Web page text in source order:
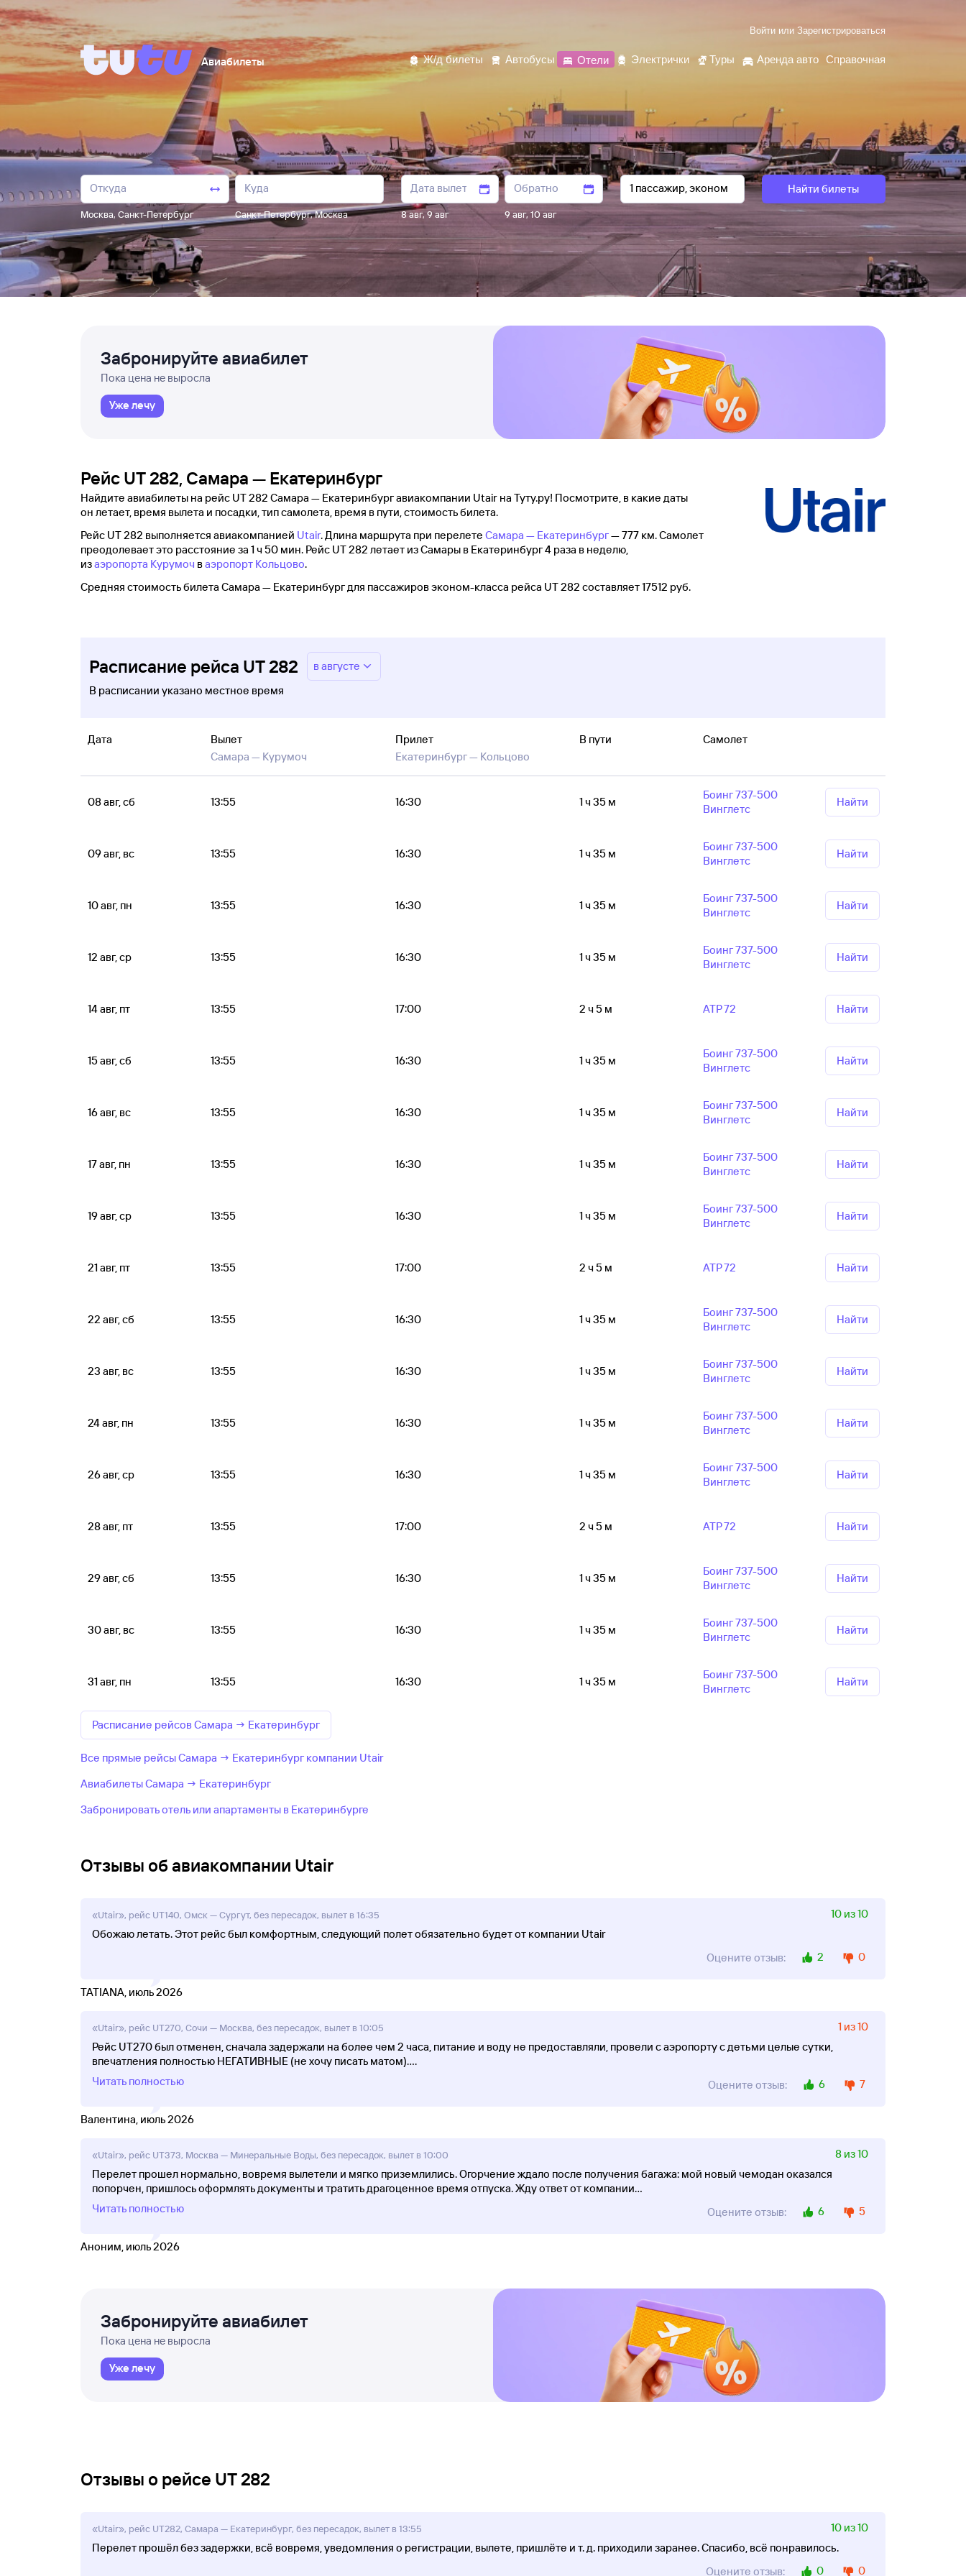
Войти или Зарегистрироваться
Авиабилеты Ж/д билеты Автобусы Отели Электрички Туры Аренда авто Справочная
Москва, Санкт-Петербург Санкт-Петербург,Москва 8 авг, 9 авг 9 авг,10 авг
Найти билеты
Забронируйте авиабилет
Пока цена не выросла
Уже лечу
Рейс UT 282, Самара — Екатеринбург
Найдите авиабилеты на рейс UT 282 Самара — Екатеринбург авиакомпании Utair на Туту.ру! Посмотрите, в какие даты
он летает, время вылета и посадки, тип самолета, время в пути, стоимость билета.
Рейс UT 282 выполняется авиакомпанией Utair. Длина маршрута при перелете Самара — Екатеринбург— 777 км. Самолет
преодолевает это расстояние за 1 ч 50 мин. Рейс UT 282 летает из Самары в Екатеринбург 4 раза в неделю,
изаэропорта Курумоч ваэропорт Кольцово.
Средняя стоимость билета Самара — Екатеринбург для пассажиров эконом-класса рейса UT 282 составляет 17512 руб.
Расписание рейса UT 282
в августе
В расписании указано местное время
Дата
Вылет
Самара — Курумоч
Прилет
Екатеринбург — Кольцово
В пути Самолет
08 авг, сб 13:55 16:30 1 ч 35 м
Боинг 737-500
Винглетс
Найти
09 авг, вс 13:55 16:30 1 ч 35 м
Боинг 737-500
Винглетс
Найти
10 авг, пн 13:55 16:30 1 ч 35 м
Боинг 737-500
Винглетс
Найти
12 авг, ср 13:55 16:30 1 ч 35 м
Боинг 737-500
Винглетс
Найти
14 авг, пт 13:55 17:00 2 ч 5 м АТР 72 Найти
15 авг, сб 13:55 16:30 1 ч 35 м
Боинг 737-500
Винглетс
Найти
16 авг, вс 13:55 16:30 1 ч 35 м
Боинг 737-500
Винглетс
Найти
17 авг, пн 13:55 16:30 1 ч 35 м
Боинг 737-500
Винглетс
Найти
19 авг, ср 13:55 16:30 1 ч 35 м
Боинг 737-500
Винглетс
Найти
21 авг, пт 13:55 17:00 2 ч 5 м АТР 72 Найти
22 авг, сб 13:55 16:30 1 ч 35 м
Боинг 737-500
Винглетс
Найти
23 авг, вс 13:55 16:30 1 ч 35 м
Боинг 737-500
Винглетс
Найти
24 авг, пн 13:55 16:30 1 ч 35 м
Боинг 737-500
Винглетс
Найти
26 авг, ср 13:55 16:30 1 ч 35 м
Боинг 737-500
Винглетс
Найти
28 авг, пт 13:55 17:00 2 ч 5 м АТР 72 Найти
29 авг, сб 13:55 16:30 1 ч 35 м
Боинг 737-500
Винглетс
Найти
30 авг, вс 13:55 16:30 1 ч 35 м
Боинг 737-500
Винглетс
Найти
31 авг, пн 13:55 16:30 1 ч 35 м
Боинг 737-500
Винглетс
Найти
Расписание рейсов Самара → Екатеринбург
Все прямые рейсы Самара → Екатеринбург компании Utair
Авиабилеты Самара → Екатеринбург
Забронировать отель или апартаменты в Екатеринбурге
Отзывы об авиакомпании Utair
«Utair», рейс UT140, Омск — Сургут, без пересадок, вылет в 16:35
10 из 10
Обожаю летать. Этот рейс был комфортным, следующий полет обязательно будет от компании Utair
Оцените отзыв:
2 0
TATIANA, июль 2026
«Utair», рейс UT270, Сочи — Москва, без пересадок, вылет в 10:05
1 из 10
Рейс UT270 был отменен, сначала задержали на более чем 2 часа, питание и воду не предоставляли, провели с аэропорту с детьми целые сутки,
впечатления полностью НЕГАТИВНЫЕ (не хочу писать матом)....
Читать полностью
Оцените отзыв: 6 7
Валентина, июль 2026
«Utair», рейс UT373, Москва — Минеральные Воды, без пересадок, вылет в 10:00
8 из 10
Перелет прошел нормально, вовремя вылетели и мягко приземлились. Огорчение ждало после получения багажа: мой новый чемодан оказался
попорчен, пришлось оформлять документы и тратить драгоценное время отпуска. Жду ответ от компании...
Читать полностью
Оцените отзыв: 6 5
Аноним, июль 2026
Забронируйте авиабилет
Пока цена не выросла
Уже лечу
Отзывы о рейсе UT 282
«Utair», рейс UT282, Самара — Екатеринбург, без пересадок, вылет в 13:55
10 из 10
Перелет прошёл без задержки, всё вовремя, уведомления о регистрации, вылете, пришлёте и т. д. приходили заранее. Спасибо, всё понравилось.
Оцените отзыв:
0 0